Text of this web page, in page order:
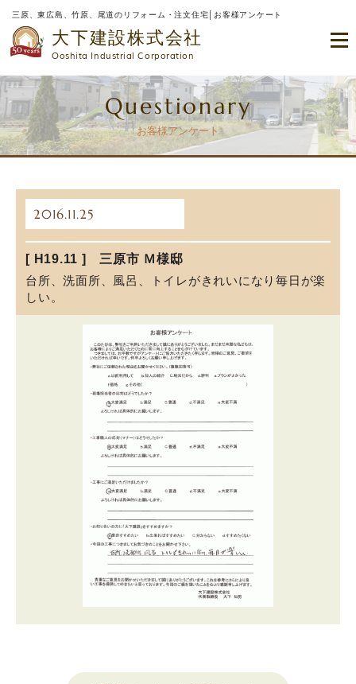
三原、東広島、竹原、尾道のリフォーム・注文住宅│お客様アンケート
大下建設株式会社
Ooshita Industrial Corporation
Questionary
お客様アンケート
2016.11.25
[ H19.11 ] 三原市 Ｍ様邸
台所、洗面所、風呂、トイレがきれいになり毎日が楽
しい。